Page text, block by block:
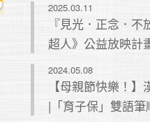
2025.03.11
『見光．正念．
超人》公益放映計
2024.05.08
【母親節快樂！
|「育子保」雙語筆